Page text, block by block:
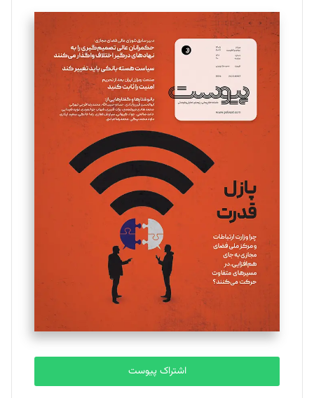
تحریریه
سروش کرمیان
تحریریه
مینا پاکدل
یسنا امان‌پور
تحریریه
ملینا جعفری
تحریریه
مصطفی مسجدی آرانی
تحریریه
بابک نقاش
اشتراک پیوست